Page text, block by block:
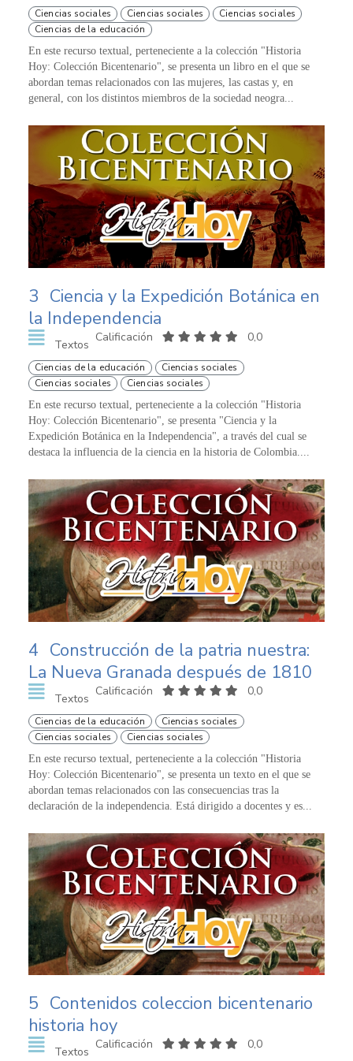
Ciencias sociales Ciencias sociales
Ciencias sociales
Ciencias de la educación
En este recurso textual, perteneciente a la colección "Historia
Hoy: Colección Bicentenario", se presenta un libro en el que se
abordan temas relacionados con las mujeres, las castas y, en
general, con los distintos miembros de la sociedad neogra...
3 Ciencia y la Expedición Botánica en
la Independencia
Textos
Calificación 0,0
Ciencias de la educación
Ciencias sociales
Ciencias sociales
Ciencias sociales
En este recurso textual, perteneciente a la colección "Historia
Hoy: Colección Bicentenario", se presenta "Ciencia y la
Expedición Botánica en la Independencia", a través del cual se
destaca la influencia de la ciencia en la historia de Colombia....
4 Construcción de la patria nuestra:
La Nueva Granada después de 1810
Textos
Calificación 0,0
Ciencias de la educación
Ciencias sociales
Ciencias sociales
Ciencias sociales
En este recurso textual, perteneciente a la colección "Historia
Hoy: Colección Bicentenario", se presenta un texto en el que se
abordan temas relacionados con las consecuencias tras la
declaración de la independencia. Está dirigido a docentes y es...
5 Contenidos coleccion bicentenario
historia hoy
Textos
Calificación 0,0